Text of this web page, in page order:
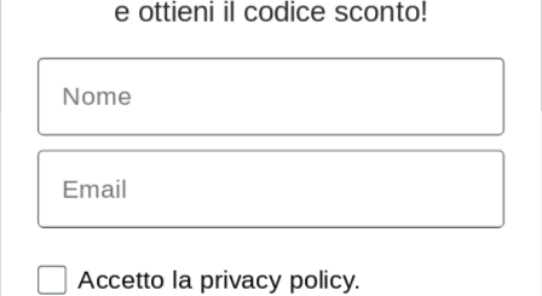
INFORMAZIONI
Chi siamo
Garanzia
Richiesta assistenza tecnica
Pagamenti e spedizioni
e ottieni il codice sconto!
Name
Email
Spunte obbligatorie
Accetto la privacy policy.